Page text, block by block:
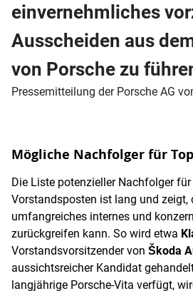
einvernehmliches
Ausscheiden aus
von Porsche zu
Pressemitteilung der Porsche AG
Mögliche Nachfolger für
Die Liste potenzieller Nachfolger
Vorstandsposten ist lang und zeigt,
umfangreiches internes und
zurückgreifen kann. So wird etwa
Vorstandsvorsitzender von Škoda
aussichtsreicher Kandidat
langjährige Porsche-Vita verfügt,